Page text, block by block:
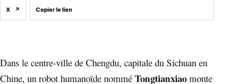
Dans le centre-ville de Chengdu, capitale du Sichuan en
Chine, un robot humanoïde nommé Tongtianxiao monte
X ↗ Copier le lien